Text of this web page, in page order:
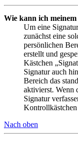
Wie kann ich
Um eine
zunächst eine
persönlichen
erstellt und
Kästchen
Signatur auch
Bereich das
aktivierst. Wenn
Signatur
Nach oben